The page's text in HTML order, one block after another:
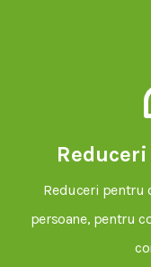
Reduceri
persoane, pentru